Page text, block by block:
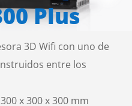
Plus
3D Wifi con uno de
entre los
x 300 x 300 mm